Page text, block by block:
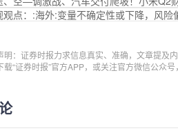
观点：:海外:变量不确定性或下降，风险
明：证券时报力求信息真实、准确，文章提及
载“证券时报”官方APP，或关注官方微信公众